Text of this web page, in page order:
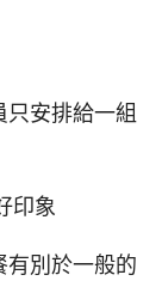
安排給一組
印象
別於一般的